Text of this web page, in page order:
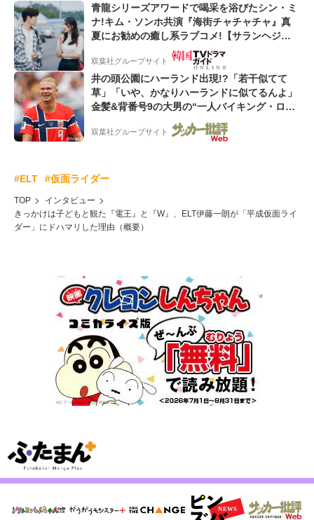
青龍シリーズアワードで喝采を浴びたシン・ミ
ナ!キム・ソンホ共演『海街チャチャチャ』真
夏にお勧めの癒し系ラブコメ!【サランヘジョ
双葉社グループサイト
井の頭公園にハーランド出現!?「若干似てて
草」「いや、かなりハーランドに似てるんよ」
金髪&背番号9の大男の“一人バイキング・ロ
ー”映像が話題!「元気をもらった」
双葉社グループサイト
#ELT #仮面ライダー
TOP
インタビュー
きっかけは子どもと観た『電王』と『W』、ELT伊藤一朗が「平成仮面ライ
ダー」にドハマリした理由（概要）